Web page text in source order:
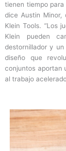
tienen tiempo
dice Austin Minor,
Klein Tools. “Los
Klein pueden
destornillador y
diseño que
conjuntos aportan
al trabajo